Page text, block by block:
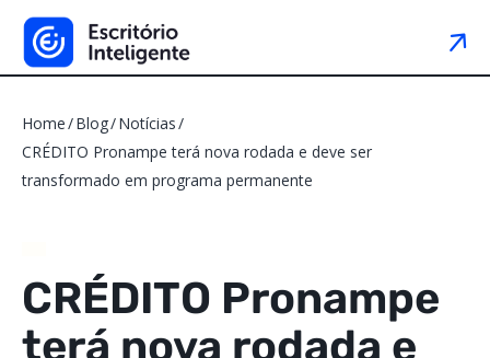
Home Blog Notícias
CRÉDITO Pronampe terá nova rodada e deve ser
transformado em programa permanente
CRÉDITO Pronampe
terá nova rodada e